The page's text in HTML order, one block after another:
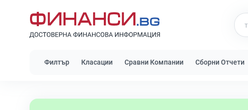
Филтър Класации Сравни Компании Сборни Отчети